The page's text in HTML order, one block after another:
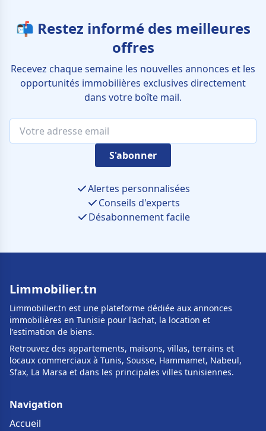
📬 Restez informé des meilleures
offres
Recevez chaque semaine les nouvelles annonces et les
opportunités immobilières exclusives directement
dans votre boîte mail.
S'abonner
Alertes personnalisées
Conseils d'experts
Désabonnement facile
Limmobilier.tn
Limmobilier.tn est une plateforme dédiée aux annonces
immobilières en Tunisie pour l'achat, la location et
l'estimation de biens.
Retrouvez des appartements, maisons, villas, terrains et
locaux commerciaux à Tunis, Sousse, Hammamet, Nabeul,
Sfax, La Marsa et dans les principales villes tunisiennes.
Navigation
Accueil